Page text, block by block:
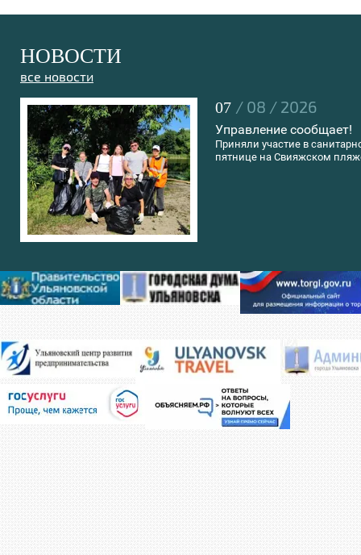
НОВОСТИ
все новости
07 / 08 / 2026
Управление сообщает!
Приняли участие в
пятнице на Свияжском